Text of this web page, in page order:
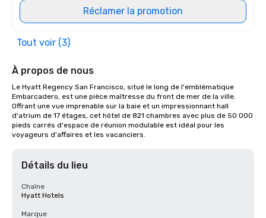
Réclamer la promotion
Tout voir (3)
À propos de nous
Le Hyatt Regency San Francisco, situé le long de l'emblématique
Embarcadero, est une pièce maîtresse du front de mer de la ville.
Offrant une vue imprenable sur la baie et un impressionnant hall
d'atrium de 17 étages, cet hôtel de 821 chambres avec plus de 50 000
pieds carrés d'espace de réunion modulable est idéal pour les
voyageurs d'affaires et les vacanciers.
Détails du lieu
Chaîne
Hyatt Hotels
Marque